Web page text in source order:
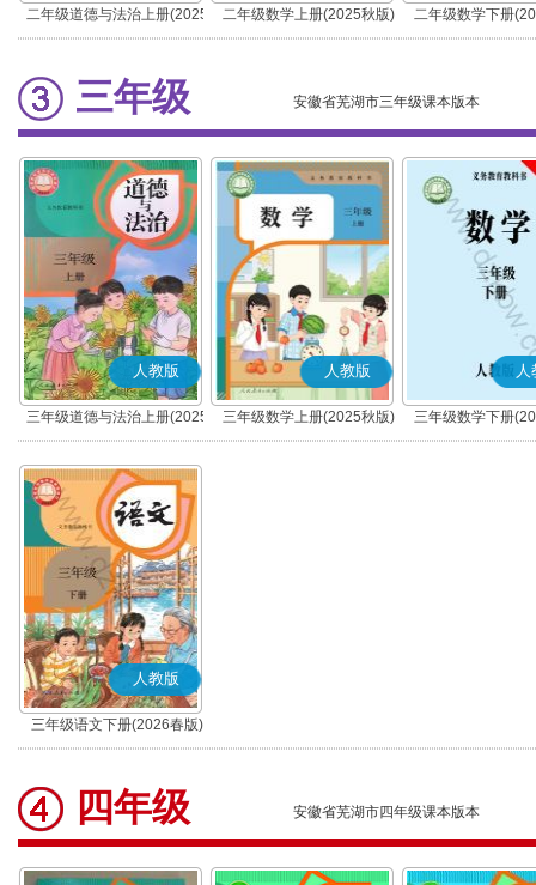
二年级道德与法治上册(2025
秋版)(部编版)
二年级数学上册(2025秋版) 二年级数学下册
三年级 安徽省芜湖市三年级课本版本
人教版
三年级道德与法治上册(2025
秋版)(部编版)
人教版
三年级数学上册(2025秋版)
人
三年级数学下册
人教版
三年级语文下册(2026春版)
(部编版)
四年级 安徽省芜湖市四年级课本版本